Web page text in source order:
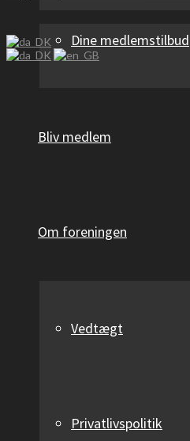
Dine medlemstilbud
Bliv medlem
Om foreningen
Vedtægt
Privatlivspolitik